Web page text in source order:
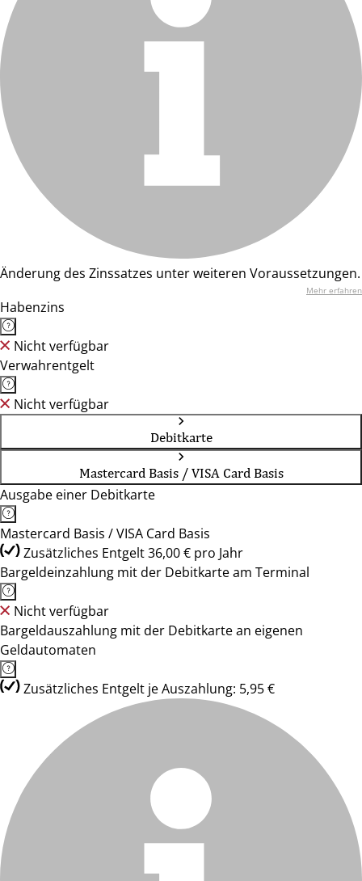
Änderung des Zinssatzes unter weiteren Voraussetzungen.
Mehr erfahren
Habenzins
Nicht verfügbar
Verwahrentgelt
Nicht verfügbar
Debitkarte
Mastercard Basis / VISA Card Basis
Ausgabe einer Debitkarte
Mastercard Basis / VISA Card Basis
Zusätzliches Entgelt 36,00 € pro Jahr
Bargeldeinzahlung mit der Debitkarte am Terminal
Nicht verfügbar
Bargeldauszahlung mit der Debitkarte an eigenen
Geldautomaten
Zusätzliches Entgelt je Auszahlung: 5,95 €